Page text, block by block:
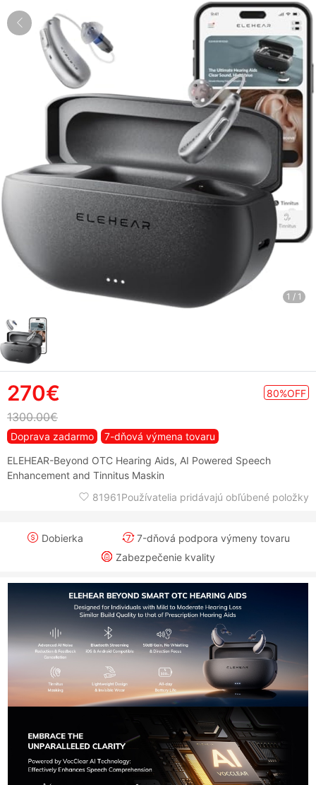
1 / 1
270€ 80%OFF
1300.00€
Doprava zadarmo
7-dňová výmena tovaru
ELEHEAR-Beyond OTC Hearing Aids, AI Powered Speech
Enhancement and Tinnitus Maskin
81961Používatelia pridávajú obľúbené položky
Dobierka
7-dňová podpora výmeny tovaru
Zabezpečenie kvality